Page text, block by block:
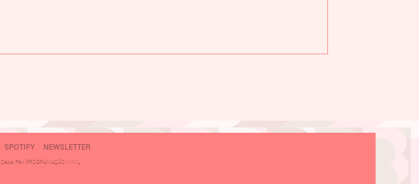
SPOTIFY NEWSLETTER
Casa Rex PROGRAMAÇÃOVINIL